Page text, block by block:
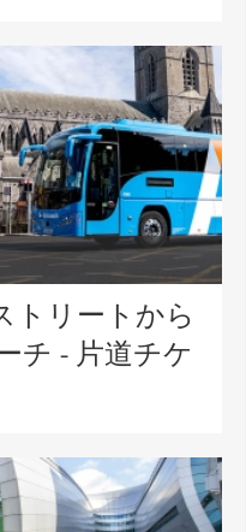
トリートから
チ - 片道チケ